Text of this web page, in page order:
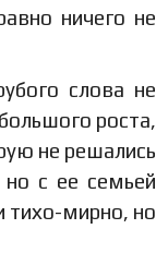
ничего не
слова не
роста,
не решались
но с ее семьей
тихо-мирно, но